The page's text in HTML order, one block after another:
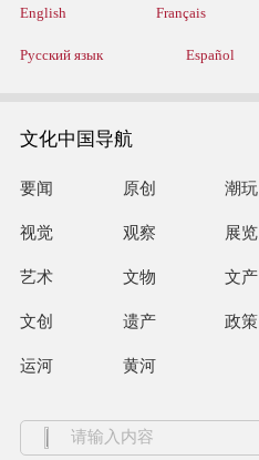
English Français
Русский язык Español
文化中国导航
要闻 原创 潮玩
视觉 观察 展览
艺术 文物 文产
文创 遗产 政策
运河 黄河